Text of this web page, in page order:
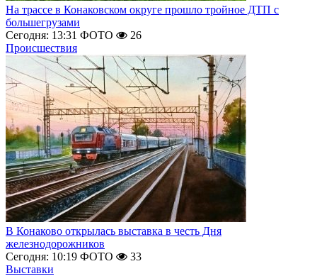
На трассе в Конаковском округе прошло тройное ДТП с
большегрузами
Сегодня: 13:31 ФОТО
26
Происшествия
В Конаково открылась выставка в честь Дня
железнодорожников
Сегодня: 10:19 ФОТО
33
Выставки